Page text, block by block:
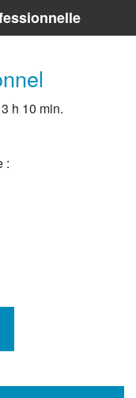
h 10 min.
: